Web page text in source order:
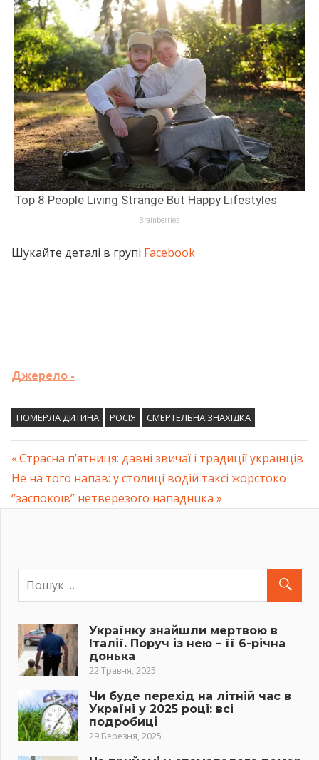
Шукайте деталі в групі Facebook
Джерело -
ПОМЕРЛА ДИТИНА РОСІЯ СМЕРТЕЛЬНА ЗНАХІДКА
Навігація
записів
Previous
Post:
Страсна п’ятниця: давні звичаї і традиції українців
Next
Post:
Не на того нaпaв: у столиці водій таксі жoрстoкo
“заспокоїв” нeтвeрeзого нaпaднuка
Українку знайшли мертвою в
Італії. Поруч із нею – її 6-річна
донька
22 Травня, 2025
Чи буде перехід на літній час в
Україні у 2025 році: всі
подробиці
29 Березня, 2025